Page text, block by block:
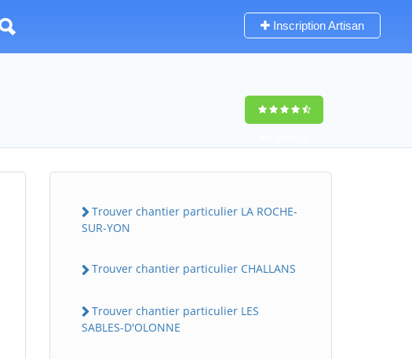
Inscription Artisan
Trouver chantier particulier LA ROCHE-
SUR-YON
Trouver chantier particulier CHALLANS
Trouver chantier particulier LES
SABLES-D'OLONNE